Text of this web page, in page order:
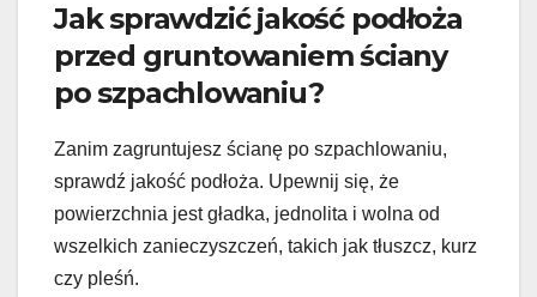
Jak sprawdzić jakość podłoża
przed gruntowaniem ściany
po szpachlowaniu?
Zanim zagruntujesz ścianę po szpachlowaniu,
sprawdź jakość podłoża. Upewnij się, że
powierzchnia jest gładka, jednolita i wolna od
wszelkich zanieczyszczeń, takich jak tłuszcz, kurz
czy pleśń.